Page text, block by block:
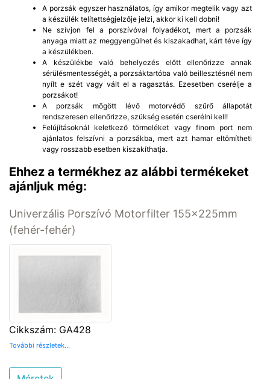
A porzsák egyszer használatos, így amikor megtelik vagy azt
a készülék telítettségjelzője jelzi, akkor ki kell dobni!
Ne szívjon fel a porszívóval folyadékot, mert a porzsák
anyaga miatt az meggyengülhet és kiszakadhat, kárt téve így
a készülékben.
A készülékbe való behelyezés előtt ellenőrizze annak
sérülésmentességét, a porzsáktartóba való beillesztésnél nem
nyílt e szét vagy vált el a ragasztás. Ezesetben cserélje a
porzsákot!
A porzsák mögött lévő motorvédő szűrő állapotát
rendszeresen ellenőrizze, szükség esetén cserélni kell!
Felújításoknál keletkező törmeléket vagy finom port nem
ajánlatos felszívni a porzsákba, mert azt hamar eltömítheti
vagy rosszabb esetben kiszakíthatja.
Ehhez a termékhez az alábbi termékeket
ajánljuk még:
Univerzális Porszívó Motorfilter 155x225mm
(fehér-fehér)
Cikkszám: GA428
További részletek...